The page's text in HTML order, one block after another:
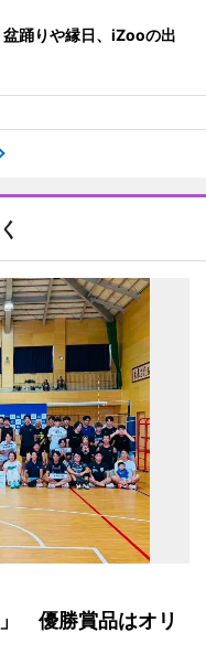
踊りや縁日、iZooの出
優勝賞品はオリ